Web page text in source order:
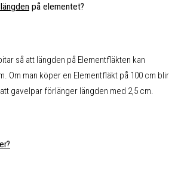
på elementet?
så att längden på Elementfläkten kan
Om man köper en Elementfläkt på 100 cm blir
gavelpar förlänger längden med 2,5 cm.